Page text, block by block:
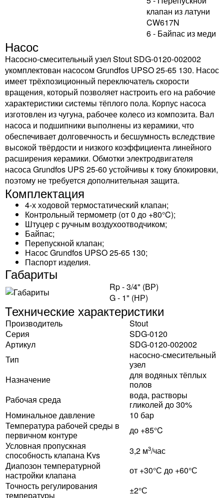
клапан из латуни
CW617N
6 - Байпас из меди
Насос
Насосно-смесительный узел Stout SDG-0120-002002
укомплектован насосом Grundfos UPSO 25-65 130. Насос
имеет трёхпозиционный переключатель скорости
вращения, который позволяет настроить его на рабочие
характеристики системы тёплого пола. Корпус насоса
изготовлен из чугуна, рабочее колесо из композита. Вал
насоса и подшипники выполнены из керамики, что
обеспечивает долговечность и бесшумность вследствие
высокой твёрдости и низкого коэффициента линейного
расширения керамики. Обмотки электродвигателя
насоса Grundfos UPS 25-60 устойчивы к току блокировки,
поэтому не требуется дополнительная защита.
Комплектация
4-х ходовой термостатический клапан;
Контрольный термометр (от 0 до +80°C);
Штуцер с ручным воздухоотводчиком;
Байпас;
Перепускной клапан;
Насос Grundfos UPSO 25-65 130;
Паспорт изделия.
Габариты
Rp - 3/4" (ВР)
G - 1" (НР)
Технические характеристики
Производитель
Stout
Серия
SDG-0120
Артикул
SDG-0120-002002
Тип
насосно-смесительный
узел
Назначение
для водяных тёплых
полов
Рабочая среда
вода, растворы
гликолей до 30%
Номинальное давление
10 бар
Температура рабочей среды в
первичном контуре
до +85°C
Условная пропускная
способность клапана Kvs
3,2 м3/час
Диапозон температурной
настройки клапана
от +30°С до +60°С
Точность регулирования
температуры
±2°С